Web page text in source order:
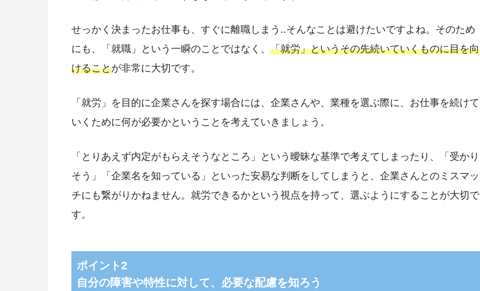
せっかく決まったお仕事も、すぐに離職しまう..そんなことは避けたいですよね。そのため
にも、「就職」という一瞬のことではなく、 「就労」というその先続いていくものに目を向
けることが非常に大切です。
「就労」を目的に企業さんを探す場合には、企業さんや、業種を選ぶ際に、お仕事を続けて
いくために何が必要かということを考えていきましょう。
「とりあえず内定がもらえそうなところ」という曖昧な基準で考えてしまったり、「受かり
そう」「企業名を知っている」といった安易な判断をしてしまうと、企業さんとのミスマッ
チにも繋がりかねません。就労できるかという視点を持って、選ぶようにすることが大切で
す。
ポイント2
自分の障害や特性に対して、必要な配慮を知ろう